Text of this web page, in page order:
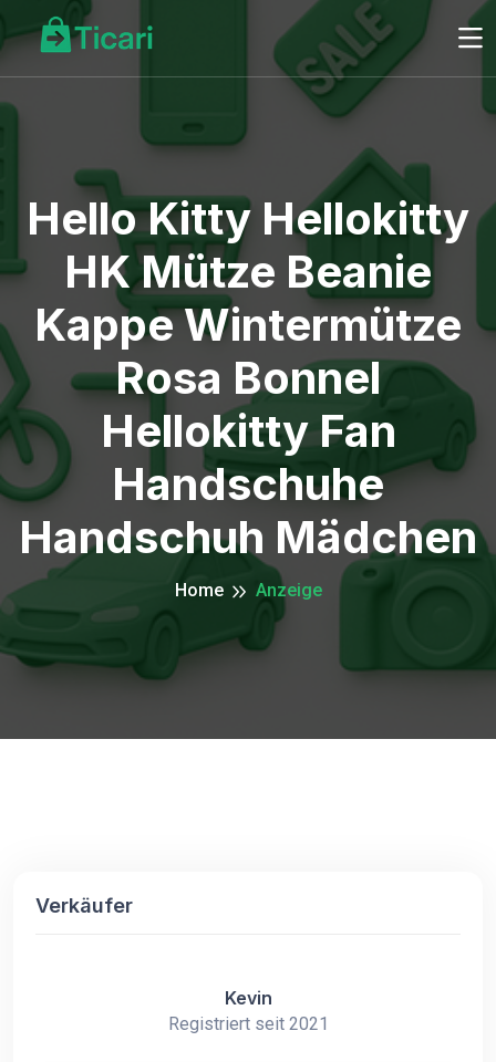
Hello Kitty Hellokitty
HK Mütze Beanie
Kappe Wintermütze
Rosa Bonnel
Hellokitty Fan
Handschuhe
Handschuh Mädchen
Home Anzeige
Verkäufer
Kevin
Registriert seit 2021